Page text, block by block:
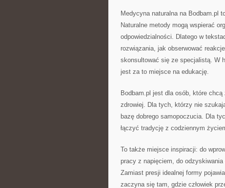
Medycyna naturalna na Bodbam.pl
Naturalne metody mogą wspierać
odpowiedzialności. Dlatego w
rozwiązania, jak obserwować
skonsultować się ze specjalistą. W
jest za to miejsce na edukację.
Bodbam.pl jest dla osób, które
zdrowiej. Dla tych, którzy nie
bazę dobrego samopoczucia. Dla
łączyć tradycję z codziennym
To także miejsce inspiracji: do
pracy z napięciem, do odzyskiwania
Zamiast presji idealnej formy
zaczyna się tam, gdzie człowiek